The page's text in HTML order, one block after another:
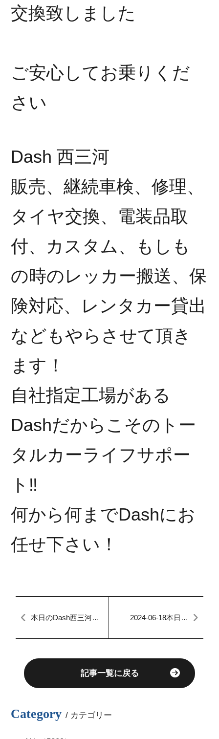
交換致しました
ご安心してお乗りくだ
さい
Dash 西三河
販売、継続車検、修理、
タイヤ交換、電装品取
付、カスタム、もしも
の時のレッカー搬送、保
険対応、レンタカー貸出
などもやらさせて頂き
ます！
自社指定工場がある
Dashだからこそのトー
タルカーライフサポー
ト‼︎
何から何までDashにお
任せ下さい！
本日のDash西三河
【鈑金・修理も自社
2024-06-18本日の
記事一覧に戻る
Category / カテゴリー